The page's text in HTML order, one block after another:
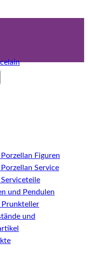
Figuren
Service
und Pendulen
Prunkteller
und